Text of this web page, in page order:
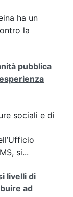
ha un
la
pubblica
sociali e di
si...
livelli di
ad